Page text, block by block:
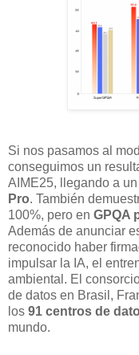
Si nos pasamos al
conseguimos un
AIME25, llegando a un
Pro. También
100%, pero en GPQA
Además de anunciar
reconocido haber
impulsar la IA, el
ambiental. El
de datos en Brasil,
los 91 centros de
mundo.